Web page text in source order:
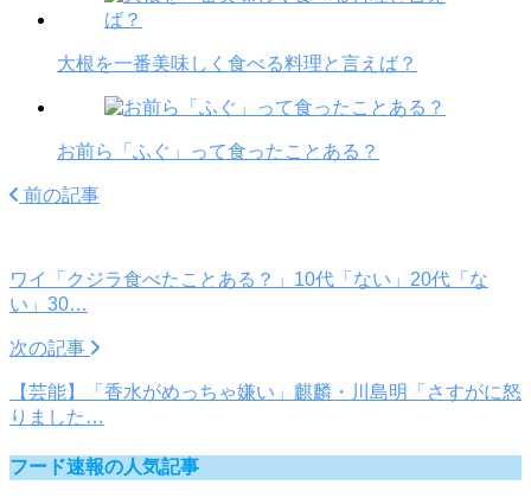
大根を一番美味しく食べる料理と言えば？
お前ら「ふぐ」って食ったことある？
前の記事
ワイ「クジラ食べたことある？」10代「ない」20代「な
い」30…
次の記事
【芸能】「香水がめっちゃ嫌い」麒麟・川島明「さすがに怒
りました…
フード速報の人気記事